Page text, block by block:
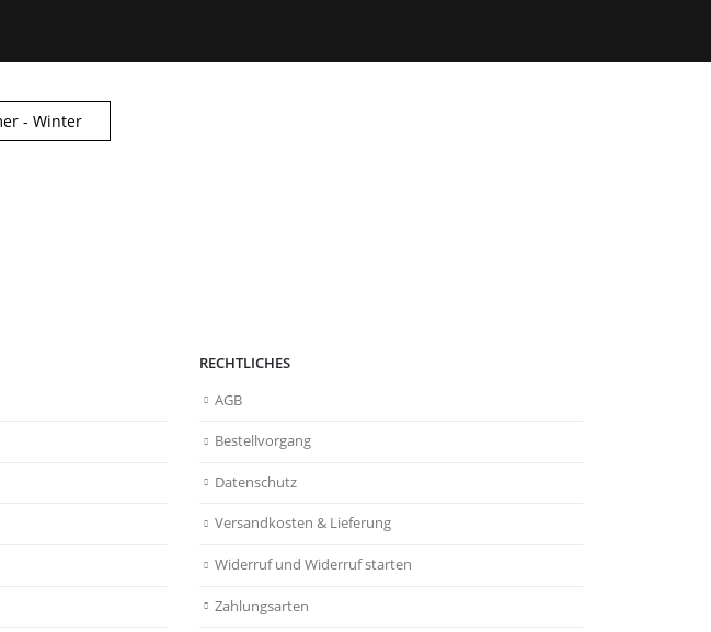
RECHTLICHES
AGB
Bestellvorgang
Datenschutz
Versandkosten & Lieferung
Widerruf und Widerruf starten
Zahlungsarten